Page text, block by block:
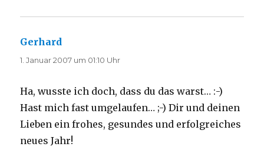
Gerhard
1. Januar 2007 um 01:10 Uhr
Ha, wusste ich doch, dass du das warst… :-)
Hast mich fast umgelaufen… ;-) Dir und deinen
Lieben ein frohes, gesundes und erfolgreiches
neues Jahr!